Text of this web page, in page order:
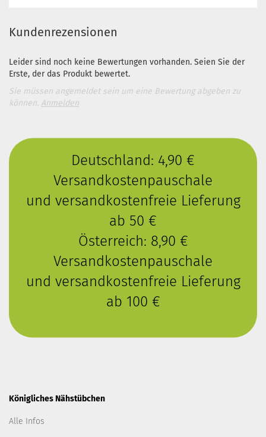
Kundenrezensionen
Leider sind noch keine Bewertungen vorhanden. Seien Sie der
Erste, der das Produkt bewertet.
Sie müssen angemeldet sein um eine Bewertung abgeben zu
können. Anmelden
Deutschland: 4,90 €
Versandkostenpauschale
und versandkostenfreie Lieferung
ab 50 €
Österreich: 8,90 €
Versandkostenpauschale
und versandkostenfreie Lieferung
ab 100 €
Königliches Nähstübchen
Alle Infos